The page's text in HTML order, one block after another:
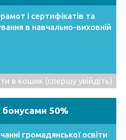
і сертифікатів та
в навчально-виховній
в кошик (спершу увійдіть)
50%
громадянської освіти